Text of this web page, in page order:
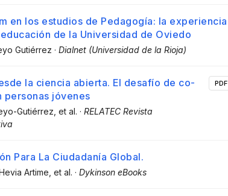
en los estudios de Pedagogía: la experiencia
de la Universidad de Oviedo
Gutiérrez · Dialnet (Universidad de la Rioja)
la ciencia abierta. El desafío de co-
personas jóvenes
Gutiérrez , et al. · RELATEC Revista
PDF
Para La Ciudadanía Global.
Artime , et al. · Dykinson eBooks